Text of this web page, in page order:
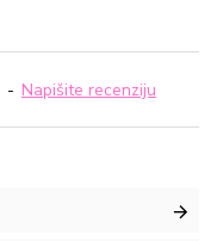
- Napišite recenziju